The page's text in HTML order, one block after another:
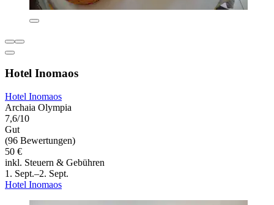
Hotel Inomaos
Hotel Inomaos
Archaia Olympia
7,6/10
Gut
(96 Bewertungen)
50 €
inkl. Steuern & Gebühren
1. Sept.–2. Sept.
Hotel Inomaos